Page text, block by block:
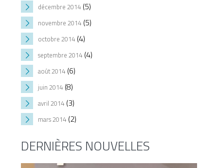
décembre 2014(5)
novembre 2014(5)
octobre 2014(4)
septembre 2014(4)
août 2014(6)
juin 2014(8)
avril 2014(3)
mars 2014(2)
DERNIÈRES NOUVELLES